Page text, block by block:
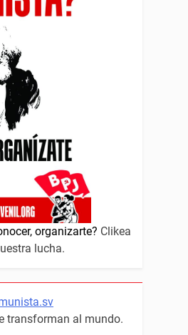
organizarte? Clikea
lucha.
transforman al mundo.